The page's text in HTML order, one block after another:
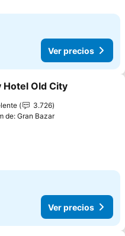
Ver precios
a favoritos
Hotel Old City
3.726
de: Gran Bazar
Ver precios